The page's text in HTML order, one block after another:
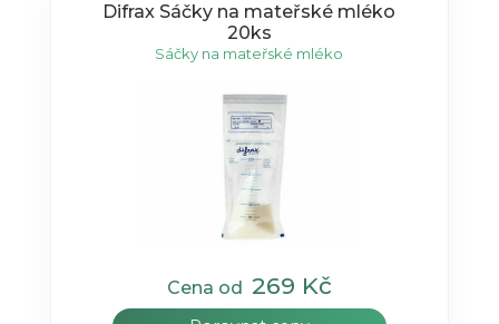
Difrax Sáčky na mateřské mléko
20ks
Sáčky na mateřské mléko
Cena od 269 Kč